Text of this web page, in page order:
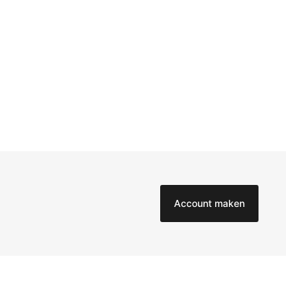
Account maken